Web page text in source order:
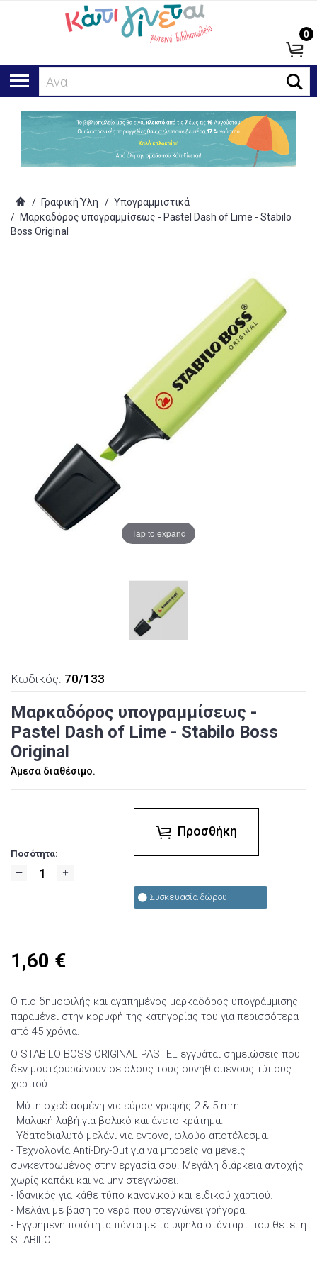
Αναζήτη
0
/ Γραφική Ύλη / Υπογραμμιστικά
/ Μαρκαδόρος υπογραμμίσεως - Pastel Dash of Lime - Stabilo
Boss Original
Tap to expand
Κωδικός: 70/133
Μαρκαδόρος υπογραμμίσεως -
Pastel Dash of Lime - Stabilo Boss
Original
Άμεσα διαθέσιμο.
Ποσότητα:
Προσθήκη
Συσκευασία δώρου
1,60 €
O πιο δημοφιλής και αγαπημένος μαρκαδόρος υπογράμμισης
παραμένει στην κορυφή της κατηγορίας του για περισσότερα
από 45 χρόνια.
Ο STABILO BOSS ORIGINAL PASTEL εγγυάται σημειώσεις που
δεν μουτζουρώνουν σε όλους τους συνηθισμένους τύπους
χαρτιού.
- Μύτη σχεδιασμένη για εύρος γραφής 2 & 5 mm.
- Μαλακή λαβή για βολικό και άνετο κράτημα.
- Υδατοδιαλυτό μελάνι για έντονο, φλούο αποτέλεσμα.
- Τεχνολογία Anti-Dry-Out για να μπορείς να μένεις
συγκεντρωμένος στην εργασία σου. Μεγάλη διάρκεια αντοχής
χωρίς καπάκι και να μην στεγνώσει.
- Ιδανικός για κάθε τύπο κανονικού και ειδικού χαρτιού.
- Μελάνι με βάση το νερό που στεγνώνει γρήγορα.
- Εγγυημένη ποιότητα πάντα με τα υψηλά στάνταρτ που θέτει η
STABILO.